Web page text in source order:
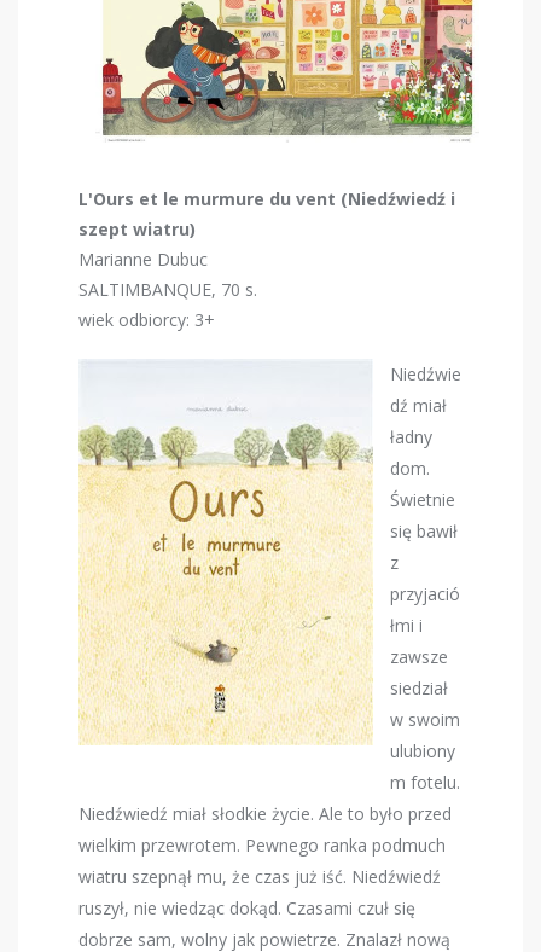
L'Ours et le murmure du vent (Niedźwiedź i
szept wiatru)
Marianne Dubuc
SALTIMBANQUE, 70 s.
wiek odbiorcy: 3+
Niedźwie
dź miał
ładny
dom.
Świetnie
się bawił
z
przyjació
łmi i
zawsze
siedział
w swoim
ulubiony
m fotelu.
Niedźwiedź miał słodkie życie. Ale to było przed
wielkim przewrotem. Pewnego ranka podmuch
wiatru szepnął mu, że czas już iść. Niedźwiedź
ruszył, nie wiedząc dokąd. Czasami czuł się
dobrze sam, wolny jak powietrze. Znalazł nową